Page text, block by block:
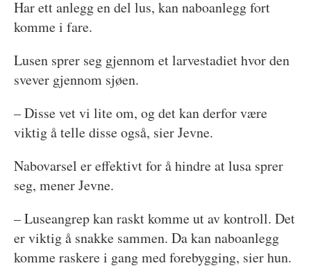
Har ett anlegg en del lus, kan naboanlegg fort
komme i fare.
Lusen sprer seg gjennom et larvestadiet hvor den
svever gjennom sjøen.
– Disse vet vi lite om, og det kan derfor være
viktig å telle disse også, sier Jevne.
Nabovarsel er effektivt for å hindre at lusa sprer
seg, mener Jevne.
– Luseangrep kan raskt komme ut av kontroll. Det
er viktig å snakke sammen. Da kan naboanlegg
komme raskere i gang med forebygging, sier hun.